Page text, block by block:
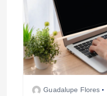
n
d
Guadalupe Flores